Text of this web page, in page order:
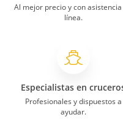
Al mejor precio y con
línea.
Especialistas en
Profesionales y dispuestos a
ayudar.